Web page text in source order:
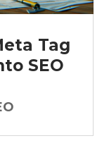
Tag
SEO